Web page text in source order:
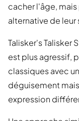
cacher l'âge,
alternative de leur
Talisker's Talisker
est plus agressif,
classiques avec
déguisement
expression